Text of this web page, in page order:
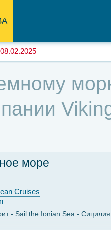
08.02.2025
море
Cruises
Sail the Ionian Sea Сицилия